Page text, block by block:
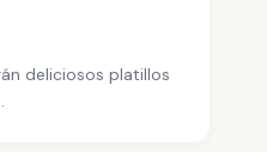
deliciosos platillos